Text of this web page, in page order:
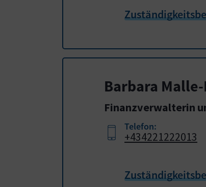
Barbara
Finanzverwalterin
Telefon:
+434221222013